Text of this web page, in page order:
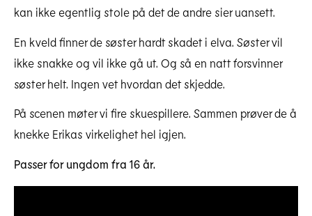
kan ikke egentlig stole på det de andre sier uansett.
En kveld finner de søster hardt skadet i elva. Søster vil
ikke snakke og vil ikke gå ut. Og så en natt forsvinner
søster helt. Ingen vet hvordan det skjedde.
På scenen møter vi fire skuespillere. Sammen prøver de å
knekke Erikas virkelighet hel igjen.
Passer for ungdom fra 16 år.